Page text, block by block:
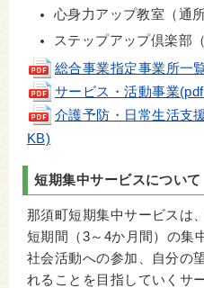
心身力アップ教室（通
ステップアップ倶楽部
総合事業指定事業所一
サービス・活動事業
介護予防・日常生活支
KB)
短期集中サービスについて
那須町短期集中サービスは
短期間（3～4か月間）の集
社会活動への参加、自分の
れることを目指していくサ